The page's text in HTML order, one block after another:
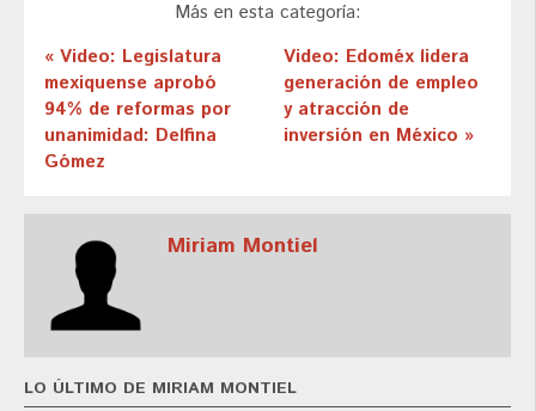
Más en esta categoría:
« Video: Legislatura
mexiquense aprobó
94% de reformas por
unanimidad: Delfina
Gómez
Video: Edoméx lidera
generación de empleo
y atracción de
inversión en México »
Miriam Montiel
LO ÚLTIMO DE MIRIAM MONTIEL